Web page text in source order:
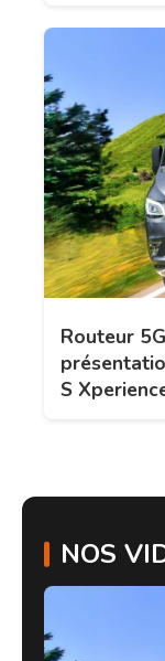
Routeur
S
NOS